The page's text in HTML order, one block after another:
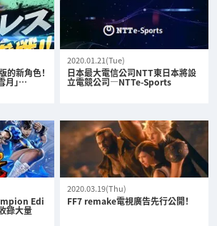
的新角色！
月」…
2020.01.21(Tue)
日本最大電信公司NTT東日本將設
立電競公司—NTTe-Sports
Edi
錄大量
2020.03.19(Thu)
FF7 remake電視廣告先行公開！